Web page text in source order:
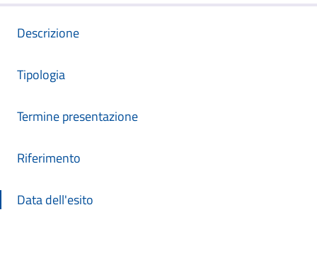
Descrizione
Tipologia
Termine presentazione
Riferimento
Data dell'esito